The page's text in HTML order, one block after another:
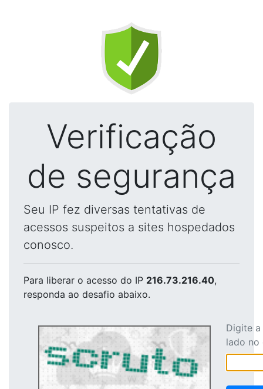
Verificação
de segurança
Seu IP fez diversas tentativas de
acessos suspeitos a sites hospedados
conosco.
Para liberar o acesso do IP 216.73.216.40,
responda ao desafio abaixo.
Digite
lado no